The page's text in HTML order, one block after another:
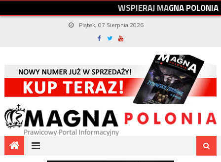
WSPIERAJMAGNAPOLONIA
Piątek, 07 Sierpnia 2026